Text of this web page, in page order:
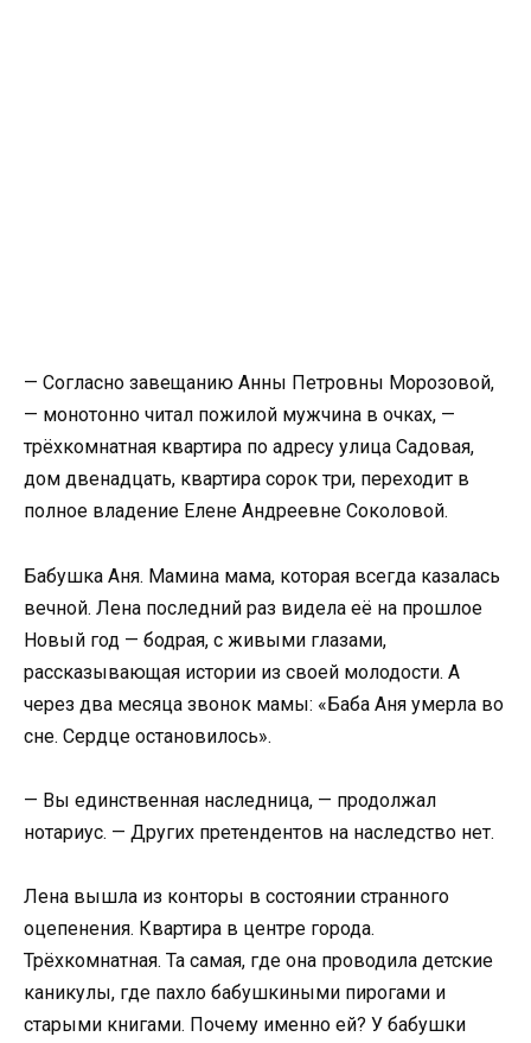
— Согласно завещанию Анны Петровны Морозовой,
— монотонно читал пожилой мужчина в очках, —
трёхкомнатная квартира по адресу улица Садовая,
дом двенадцать, квартира сорок три, переходит в
полное владение Елене Андреевне Соколовой.
Бабушка Аня. Мамина мама, которая всегда казалась
вечной. Лена последний раз видела её на прошлое
Новый год — бодрая, с живыми глазами,
рассказывающая истории из своей молодости. А
через два месяца звонок мамы: «Баба Аня умерла во
сне. Сердце остановилось».
— Вы единственная наследница, — продолжал
нотариус. — Других претендентов на наследство нет.
Лена вышла из конторы в состоянии странного
оцепенения. Квартира в центре города.
Трёхкомнатная. Та самая, где она проводила детские
каникулы, где пахло бабушкиными пирогами и
старыми книгами. Почему именно ей? У бабушки